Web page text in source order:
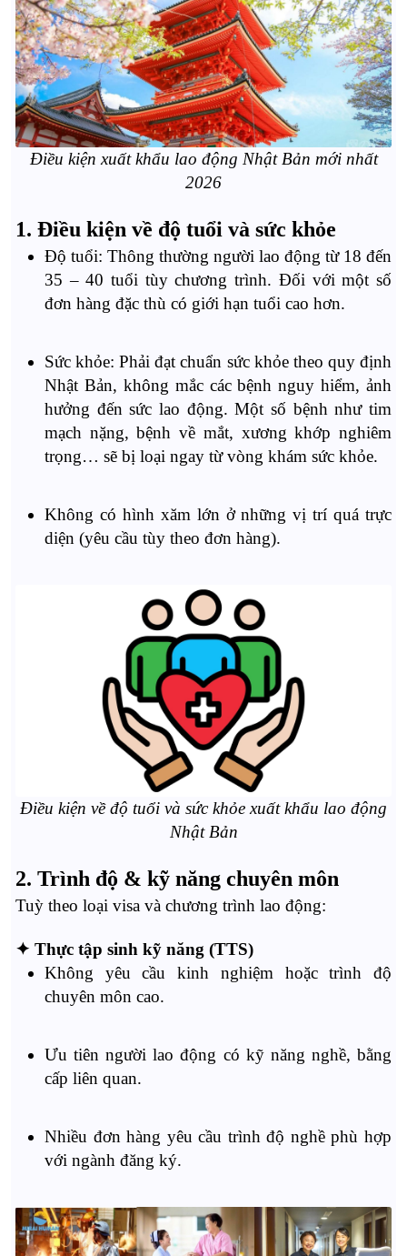
Điều kiện xuất khẩu lao động Nhật Bản mới nhất
2026
1. Điều kiện về độ tuổi và sức khỏe
Độ tuổi: Thông thường người lao động từ 18 đến
35 – 40 tuổi tùy chương trình. Đối với một số
đơn hàng đặc thù có giới hạn tuổi cao hơn.
Sức khỏe: Phải đạt chuẩn sức khỏe theo quy định
Nhật Bản, không mắc các bệnh nguy hiểm, ảnh
hưởng đến sức lao động. Một số bệnh như tim
mạch nặng, bệnh về mắt, xương khớp nghiêm
trọng… sẽ bị loại ngay từ vòng khám sức khỏe.
Không có hình xăm lớn ở những vị trí quá trực
diện (yêu cầu tùy theo đơn hàng).
Điều kiện về độ tuổi và sức khỏe xuất khẩu lao động
Nhật Bản
2. Trình độ & kỹ năng chuyên môn
Tuỳ theo loại visa và chương trình lao động:
✦ Thực tập sinh kỹ năng (TTS)
Không yêu cầu kinh nghiệm hoặc trình độ
chuyên môn cao.
Ưu tiên người lao động có kỹ năng nghề, bằng
cấp liên quan.
Nhiều đơn hàng yêu cầu trình độ nghề phù hợp
với ngành đăng ký.